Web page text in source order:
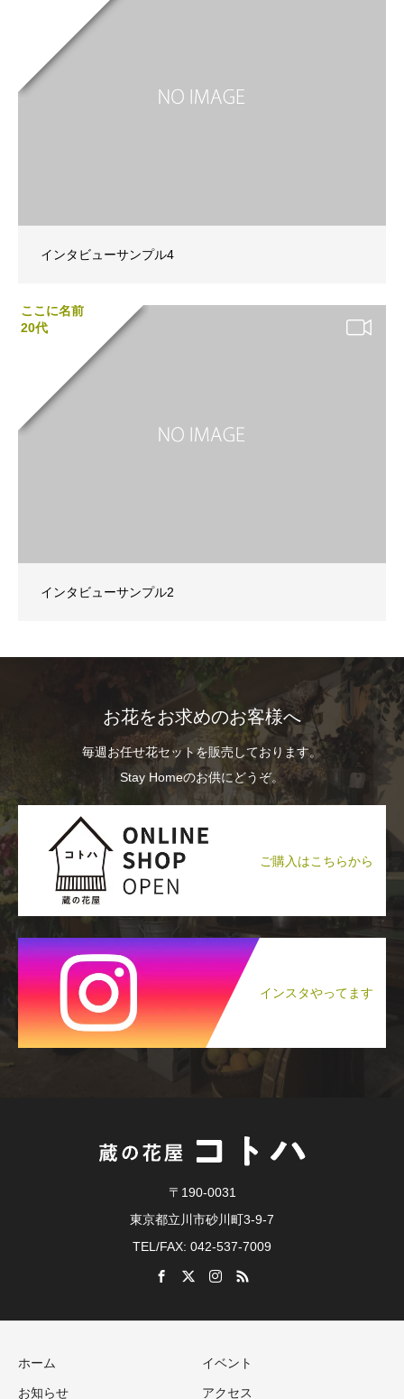
インタビューサンプル4
ここに名前
20代
インタビューサンプル2
お花をお求めのお客様へ
毎週お任せ花セットを販売しております。
Stay Homeのお供にどうぞ。
ご購入はこちらから
インスタやってます
〒190-0031
東京都立川市砂川町3-9-7
TEL/FAX: 042-537-7009
ホーム イベント
お知らせ アクセス